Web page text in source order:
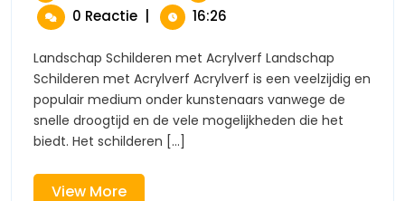
Acrylverf:
En
Technieken
Maart
2025
Met
Acrylverf:
Tips
En
0 Reactie
16:26
Landschap Schilderen met Acrylverf Landschap
Schilderen met Acrylverf Acrylverf is een veelzijdig en
populair medium onder kunstenaars vanwege de
snelle droogtijd en de vele mogelijkheden die het
biedt. Het schilderen [...]
View MoreView